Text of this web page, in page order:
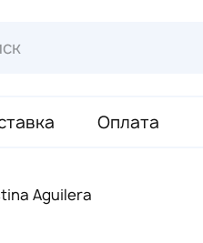
Оплата
Aguilera